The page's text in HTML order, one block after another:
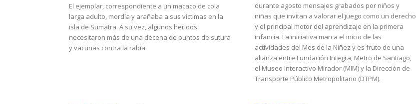
El ejemplar, correspondiente a un macaco de cola
larga adulto, mordía y arañaba a sus víctimas en la
isla de Sumatra. A su vez, algunos heridos
necesitaron más de una decena de puntos de sutura
y vacunas contra la rabia.
durante agosto mensajes grabados por niños y
niñas que invitan a valorar el juego como un derecho
y el principal motor del aprendizaje en la primera
infancia. La iniciativa marca el inicio de las
actividades del Mes de la Niñez y es fruto de una
alianza entre Fundación Integra, Metro de Santiago,
el Museo Interactivo Mirador (MIM) y la Dirección de
Transporte Público Metropolitano (DTPM).